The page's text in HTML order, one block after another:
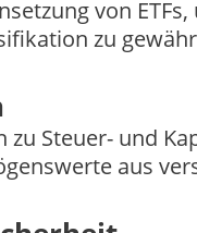
von
zu
Steuer- und
aus